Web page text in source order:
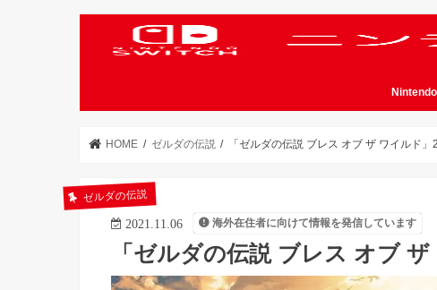
HOME ゼルダの伝説 「ゼルダの伝説 ブレス オブ ザ ワイルド」
ゼルダの伝説
2021.11.06 海外在住者に向けて情報を発信しています
「ゼルダの伝説 ブレス オブ